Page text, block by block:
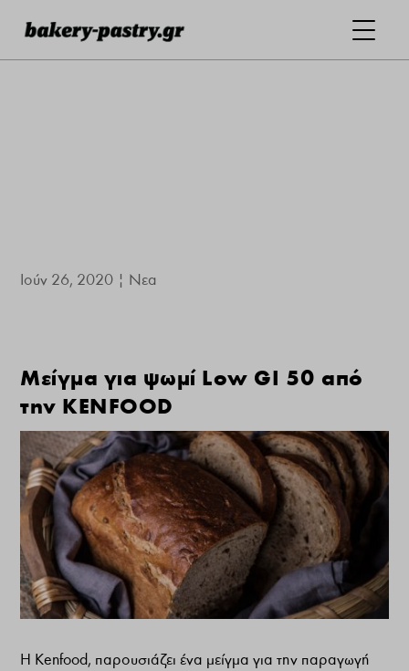
Ιούν 26, 2020 | Νεα
Μείγμα για ψωμί Low GI 50 από
την KENFOOD
Η Kenfood, παρουσιάζει ένα μείγμα για την παραγωγή